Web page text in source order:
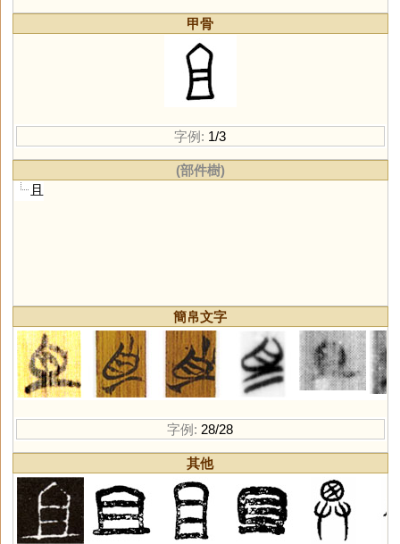
甲骨
字例: 1/3
(部件樹)
且
簡帛文字
字例: 28/28
其他